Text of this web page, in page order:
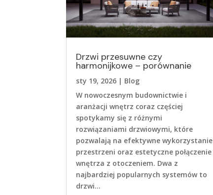
Drzwi przesuwne czy
harmonijkowe – porównanie
sty 19, 2026 | Blog
W nowoczesnym budownictwie i
aranżacji wnętrz coraz częściej
spotykamy się z różnymi
rozwiązaniami drzwiowymi, które
pozwalają na efektywne wykorzystanie
przestrzeni oraz estetyczne połączenie
wnętrza z otoczeniem. Dwa z
najbardziej popularnych systemów to
drzwi...